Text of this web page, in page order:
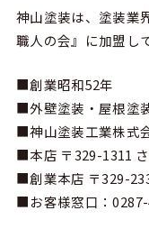
神山塗装は、塗装業
職人の会』に加盟し
■創業昭和52年
■外壁塗装・屋根塗
■神山塗装工業株式
■本店 〒329-1311
■創業本店 〒329-
■お客様窓口：